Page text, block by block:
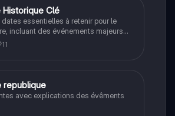
Clé
essentielles à retenir pour le
incluant des événements majeurs
française, les deux guerres
Guerre froide. Ce résumé couvre les
11
republique
avec explications des évêments